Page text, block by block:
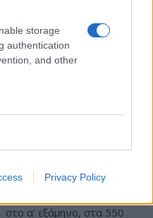
storage
authentication
and other
Privacy Policy